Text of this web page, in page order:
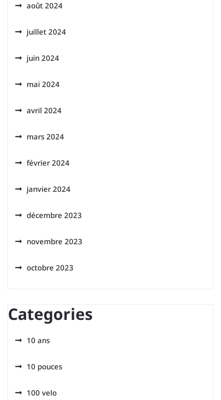
août 2024
juillet 2024
juin 2024
mai 2024
avril 2024
mars 2024
février 2024
janvier 2024
décembre 2023
novembre 2023
octobre 2023
Categories
10 ans
10 pouces
100 velo